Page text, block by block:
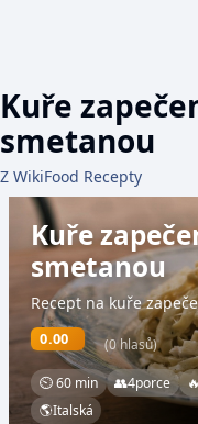
Kuře
smetanou
Z WikiFood Recepty
Kuře
smetanou
Recept na kuře
0.00 (0 hlasů)
⏲ 60 min 👥4porce
🌎Italská